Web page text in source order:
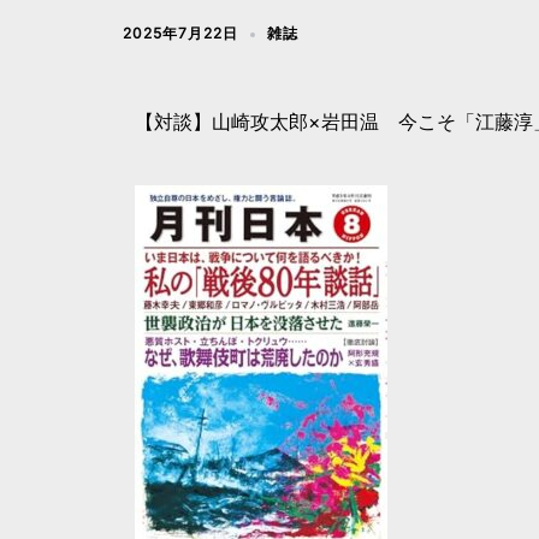
2025年7月22日 雑誌
【対談】山崎攻太郎×岩田温 今こそ「江藤